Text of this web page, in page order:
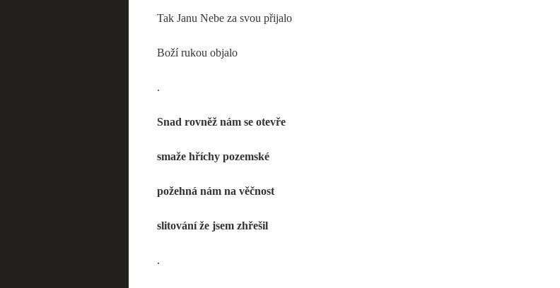
Tak Janu Nebe za svou přijalo
Boží rukou objalo
.
Snad rovněž nám se otevře
smaže hříchy pozemské
požehná nám na věčnost
slitování že jsem zhřešil
.